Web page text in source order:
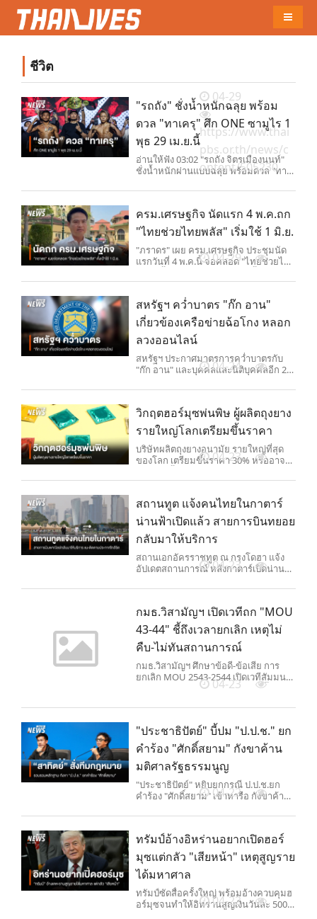
ชีวิต
"รถถัง" ชั่งน้ำหนักฉลุย พร้อม
ดวล "ทาเครุ" ศึก ONE ซามูไร 1
พุธ 29 เม.ย.นี้
อ่านให้ฟัง 03:02 "รถถัง จิตรเมืองนนท์"
ชั่งน้ำหนักผ่านแบบฉลุย พร้อมดวล "ทาเค
04-29
https://www.thai
pbs.or.th/news/c
ontent/505230
ครม.เศรษฐกิจ นัดแรก 4 พ.ค.ถก
"ไทยช่วยไทยพลัส" เริ่มใช้ 1 มิ.ย.
"ภราดร" เผย ครม.เศรษฐกิจ ประชุมนัด
แรกวันที่ 4 พ.ค.นี้ จ่อคลอด "ไทยช่วยไทย
04-29
สหรัฐฯ คว่ำบาตร "ก๊ก อาน"
เกี่ยวข้องเครือข่ายฉ้อโกง หลอก
ลวงออนไลน์
สหรัฐฯ ประกาศมาตรการคว่ำบาตรกับ
"ก๊ก อาน" และบุคคลและนิติบุคคลอีก 28
สหรัฐฯ
04-24
วิกฤตฮอร์มุซพ่นพิษ ผู้ผลิตถุงยาง
รายใหญ่โลกเตรียมขึ้นราคา
บริษัทผลิตถุงยางอนามัย รายใหญ่ที่สุด
ของโลก เตรียมขึ้นราคา 30% หรืออาจ
ส่งผลกระทบต้นทุนวัตถุดิบ ที่ได้จาก
น้ำมัน พุ่งสูงลิ่ว CEO Karex เผยความ
ต้องการถุงยางพุ่งสวนทางต้นทุนจาก
สงคราม
04-23
สถานทูต แจ้งคนไทยในกาตาร์
น่านฟ้าเปิดแล้ว สายการบินทยอย
กลับมาให้บริการ
สถานเอกอัครราชทูต ณ กรุงโดฮา แจ้ง
อัปเดตสถานการณ์ หลังกาตาร์เปิดน่านฟ้า
แนะคนไทยติดตามเที่ยวบินอย่างใกล้ชิด
04-23
กมธ.วิสามัญฯ เปิดเวทีถก "MOU
43-44" ชี้ถึงเวลายกเลิก เหตุไม่
คืบ-ไม่ทันสถานการณ์
กมธ.วิสามัญฯ ศึกษาข้อดี-ข้อเสีย การ
ยกเลิก MOU 2543-2544 เปิดเวทีสัมมนา
ถกปมมหากาพย์ MOU สองฉบับ ชี้
หน้า-ไม่สอดคล้องกับสถานการณ์ปัจจุบัน
และไม่สามารถรับมือกับพฤติกรรมทหาร
กัมพูชาได้
04-23
"ประชาธิปัตย์" บี้ปม "ป.ป.ช." ยก
คำร้อง "ศักดิ์สยาม" กังขาค้าน
มติศาลรัฐธรรมนูญ
"ประชาธิปัตย์" หยิบยกกรณี ป.ป.ช.ยก
คำร้อง "ศักดิ์สยาม" เข้าหารือ กังขาค้าน
รวบรวมหลักฐานใน 1 สัปดาห์ ก่อน
กำหนดท่าทีดำเนินการต่อไป
04-22
ทรัมป์อ้างอิหร่านอยากเปิดฮอร์
มุซแต่กลัว "เสียหน้า" เหตุสูญราย
ได้มหาศาล
ทรัมป์ซัดสื่อครั้งใหญ่ พร้อมอ้างควบคุมฮ
อร์มุซจนทำให้อิหร่านสูญเงินวันละ 500
04-22